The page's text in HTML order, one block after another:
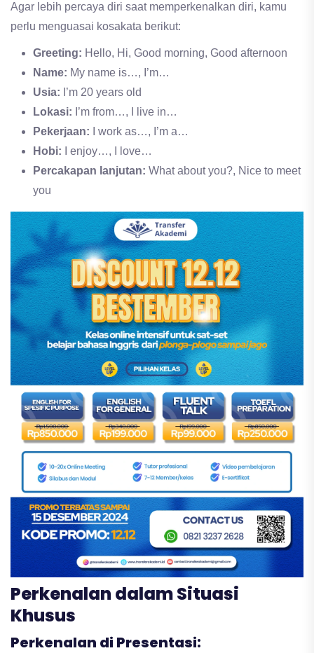
Agar lebih percaya diri saat memperkenalkan diri, kamu
perlu menguasai kosakata berikut:
Greeting: Hello, Hi, Good morning, Good afternoon
Name: My name is…, I’m…
Usia: I’m 20 years old
Lokasi: I’m from…, I live in…
Pekerjaan: I work as…, I’m a…
Hobi: I enjoy…, I love…
Percakapan lanjutan: What about you?, Nice to meet
you
Perkenalan dalam Situasi
Khusus
Perkenalan di Presentasi: